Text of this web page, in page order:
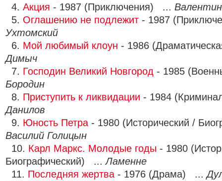
4. Акция - 1987 (Приключения) ...
5. Оглашению не подлежит - 1987
Ухтомский
6. Мой любимый клоун - 1986
Димыч
7. Господин Великий Новгород - 1985
Бородин
8. Приступить к ликвидации - 1984
Данилов
9. Юность Петра - 1980 (Исторический /
Василий Голицын
10. Карл Маркс. Молодые годы - 1980
Биографический) ...Ламенне
11. Последняя жертва - 1976 (Драма) ...